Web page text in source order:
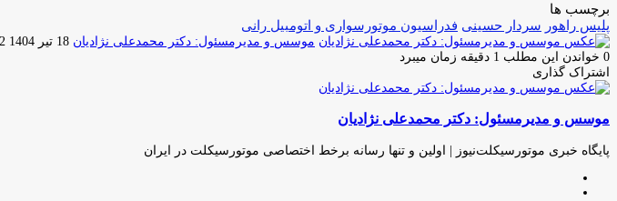
برچسب ها
پلیس راهور سردار حسینی فدراسيون موتورسوارى و اتومبيل رانى
موسس و مدیرمسئول: دکتر محمدعلی نژادیان ارسال
18 تیر 1404 23:22
0 خواندن این مطلب 1 دقیقه زمان میبرد
اشتراک گذاری
فیس
توئیتر
لینکدین
واتس
تلگرام
اشتراک
از
ایمیل
چاپ
موسس و مدیرمسئول: دکتر محمدعلی نژادیان
پایگاه خبری موتورسیکلت‌نیوز | اولین و تنها رسانه برخط اختصاصی موتورسیکلت در ایران